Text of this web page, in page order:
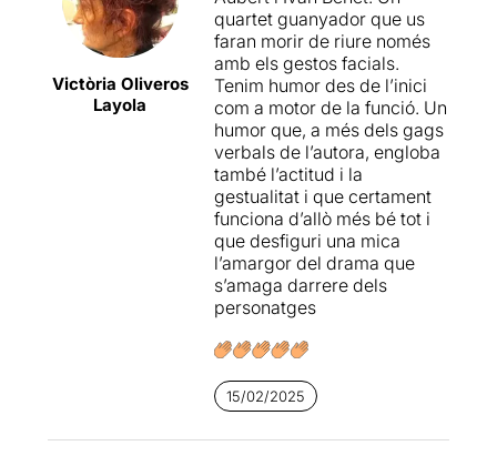
categoria junts en un
escenari. En aquest sentit,
Laura Conejero,Laura
Aubert,Ivan Beneti el
mateix Arquillué donen el
millor de si mateixos, que ja
és dir molt.
Victòria Oliveros
Layola
quartet guanyador que us
faran morir de riure només
amb els gestos facials.
Tenim humor des de l’inici
com a motor de la funció. Un
humor que, a més dels gags
verbals de l’autora, engloba
també l’actitud i la
gestualitat i que certament
funciona d’allò més bé tot i
que desfiguri una mica
l’amargor del drama que
s’amaga darrere dels
personatges
15/02/2025